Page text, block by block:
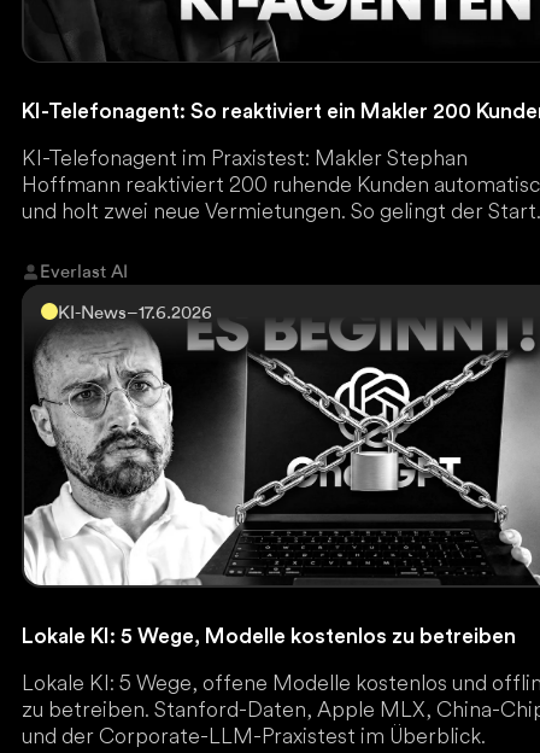
KI-Telefonagent: So reaktiviert ein Makler 200
KI-Telefonagent im Praxistest: Makler Stephan
Hoffmann reaktiviert 200 ruhende Kunden
und holt zwei neue Vermietungen. So gelingt der
Everlast AI
KI-News–17.6.2026
Lokale KI: 5 Wege, Modelle kostenlos zu betreiben
Lokale KI: 5 Wege, offene Modelle kostenlos und
zu betreiben. Stanford-Daten, Apple MLX, China-
und der Corporate-LLM-Praxistest im Überblick.